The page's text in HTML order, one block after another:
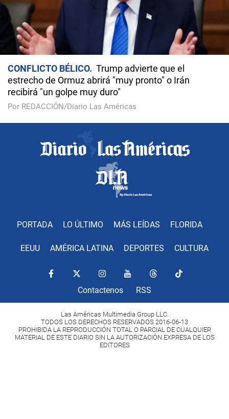
CONFLICTO BÉLICO
Trump advierte que el
estrecho de Ormuz abrirá "muy pronto" o Irán
recibirá "un golpe muy duro"
Por REDACCIÓN/Diario Las Américas
PORTADA LO ÚLTIMO MÁS LEÍDAS FLORIDA
EEUU AMÉRICA LATINA DEPORTES CULTURA
Contactenos RSS
Las Américas Multimedia Group LLC.
TODOS LOS DERECHOS RESERVADOS 2016-06-13
PROHIBIDA LA REPRODUCCIÓN TOTAL O PARCIAL DE CUALQUIER
MATERIAL DE ESTE DIARIO SIN LA AUTORIZACIÓN EXPRESA DE LOS
EDITORES